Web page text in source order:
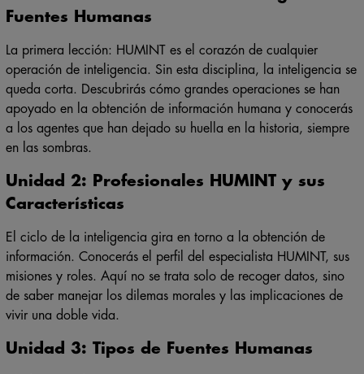
Fuentes Humanas
La primera lección: HUMINT es el corazón de cualquier
operación de inteligencia. Sin esta disciplina, la inteligencia se
queda corta. Descubrirás cómo grandes operaciones se han
apoyado en la obtención de información humana y conocerás
a los agentes que han dejado su huella en la historia, siempre
en las sombras.
Unidad 2: Profesionales HUMINT y sus
Características
El ciclo de la inteligencia gira en torno a la obtención de
información. Conocerás el perfil del especialista HUMINT, sus
misiones y roles. Aquí no se trata solo de recoger datos, sino
de saber manejar los dilemas morales y las implicaciones de
vivir una doble vida.
Unidad 3: Tipos de Fuentes Humanas